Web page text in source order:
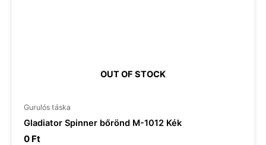
OUT OF STOCK
Gurulós táska
Gladiator Spinner bőrönd M-1012 Kék
0 Ft